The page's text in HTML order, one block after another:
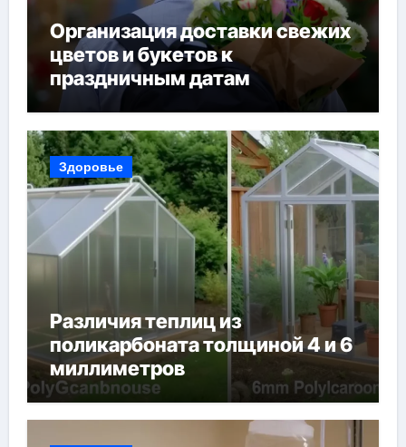
Организация доставки свежих
цветов и букетов к
праздничным датам
Здоровье
Различия теплиц из
поликарбоната толщиной 4 и 6
миллиметров